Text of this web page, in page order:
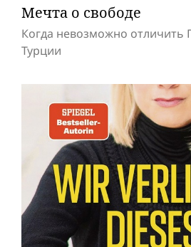
Мечта о свободе
Когда невозможно отличить
Турции